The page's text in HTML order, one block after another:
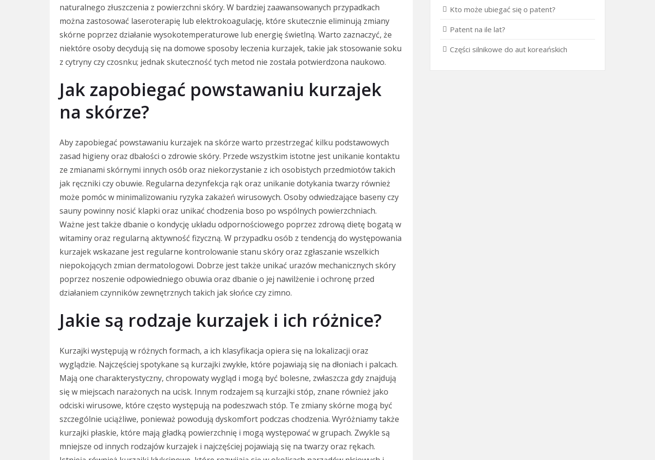
naturalnego złuszczenia z powierzchni skóry. W bardziej zaawansowanych przypadkach
można zastosować laseroterapię lub elektrokoagulację, które skutecznie eliminują zmiany
skórne poprzez działanie wysokotemperaturowe lub energię świetlną. Warto zaznaczyć, że
niektóre osoby decydują się na domowe sposoby leczenia kurzajek, takie jak stosowanie soku
z cytryny czy czosnku; jednak skuteczność tych metod nie została potwierdzona naukowo.
Jak zapobiegać powstawaniu kurzajek
na skórze?
Aby zapobiegać powstawaniu kurzajek na skórze warto przestrzegać kilku podstawowych
zasad higieny oraz dbałości o zdrowie skóry. Przede wszystkim istotne jest unikanie kontaktu
ze zmianami skórnymi innych osób oraz niekorzystanie z ich osobistych przedmiotów takich
jak ręczniki czy obuwie. Regularna dezynfekcja rąk oraz unikanie dotykania twarzy również
może pomóc w minimalizowaniu ryzyka zakażeń wirusowych. Osoby odwiedzające baseny czy
sauny powinny nosić klapki oraz unikać chodzenia boso po wspólnych powierzchniach.
Ważne jest także dbanie o kondycję układu odpornościowego poprzez zdrową dietę bogatą w
witaminy oraz regularną aktywność fizyczną. W przypadku osób z tendencją do występowania
kurzajek wskazane jest regularne kontrolowanie stanu skóry oraz zgłaszanie wszelkich
niepokojących zmian dermatologowi. Dobrze jest także unikać urazów mechanicznych skóry
poprzez noszenie odpowiedniego obuwia oraz dbanie o jej nawilżenie i ochronę przed
działaniem czynników zewnętrznych takich jak słońce czy zimno.
Jakie są rodzaje kurzajek i ich różnice?
Kurzajki występują w różnych formach, a ich klasyfikacja opiera się na lokalizacji oraz
wyglądzie. Najczęściej spotykane są kurzajki zwykłe, które pojawiają się na dłoniach i palcach.
Mają one charakterystyczny, chropowaty wygląd i mogą być bolesne, zwłaszcza gdy znajdują
się w miejscach narażonych na ucisk. Innym rodzajem są kurzajki stóp, znane również jako
odciski wirusowe, które często występują na podeszwach stóp. Te zmiany skórne mogą być
szczególnie uciążliwe, ponieważ powodują dyskomfort podczas chodzenia. Wyróżniamy także
kurzajki płaskie, które mają gładką powierzchnię i mogą występować w grupach. Zwykle są
mniejsze od innych rodzajów kurzajek i najczęściej pojawiają się na twarzy oraz rękach.
Kto może ubiegać się o patent?
Patent na ile lat?
Części silnikowe do aut koreańskich